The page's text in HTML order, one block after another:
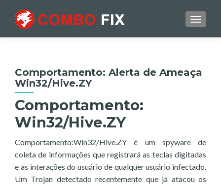
Comportamento: Alerta de Ameaça
Win32/Hive.ZY
Comportamento:
Win32/Hive.ZY
Comportamento:Win32/Hive.ZY é um spyware de
coleta de informações que registrará as teclas digitadas
e as interações do usuário de qualquer usuário infectado.
Um Trojan detectado recentemente que já atacou os